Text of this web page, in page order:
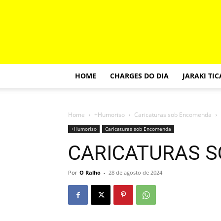
HOME CHARGES DO DIA JARAKI
Home +Humoriso Caricaturas sob Encomenda
+Humoriso Caricaturas sob Encomenda
CARICATURAS
Por O Ralho - 28 de agosto de 2024